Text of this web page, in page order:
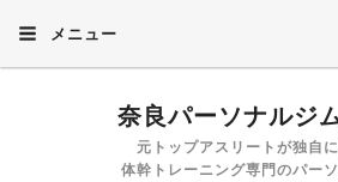
メニュー
奈良パーソナルジ
元トップアスリートが独自
体幹トレーニング専門のパーソ